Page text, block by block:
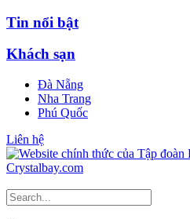
Tin nổi bật
Khách sạn
Đà Nẵng
Nha Trang
Phú Quốc
Liên hệ